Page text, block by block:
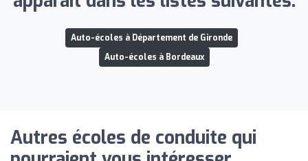
Auto-écoles à Département de Gironde
Auto-écoles à Bordeaux
Autres écoles de conduite qui